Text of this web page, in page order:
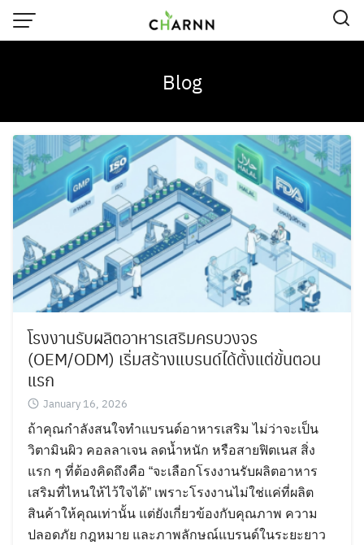
Blog
โรงงานรับผลิตอาหารเสริมครบวงจร
(OEM/ODM) เริ่มสร้างแบรนด์ได้ตั้งแต่ขั้นตอน
แรก
January 16, 2026
ถ้าคุณกำลังสนใจทำแบรนด์อาหารเสริม ไม่ว่าจะเป็น
วิตามินผิว คอลลาเจน ลดน้ำหนัก หรือสายฟิตเนส สิ่ง
แรก ๆ ที่ต้องคิดถึงคือ “จะเลือกโรงงานรับผลิตอาหาร
เสริมที่ไหนให้ไว้ใจได้” เพราะโรงงานไม่ใช่แค่ที่ผลิต
สินค้าให้คุณเท่านั้น แต่ยังเกี่ยวข้องกับคุณภาพ ความ
ปลอดภัย กฎหมาย และภาพลักษณ์แบรนด์ในระยะยาว